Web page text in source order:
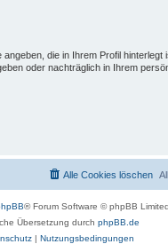
die in Ihrem Profil hinterlegt
oder nachträglich in Ihrem
Alle Cookies löschen
® Forum Software © phpBB Limited
Übersetzung durch phpBB.de
| Nutzungsbedingungen